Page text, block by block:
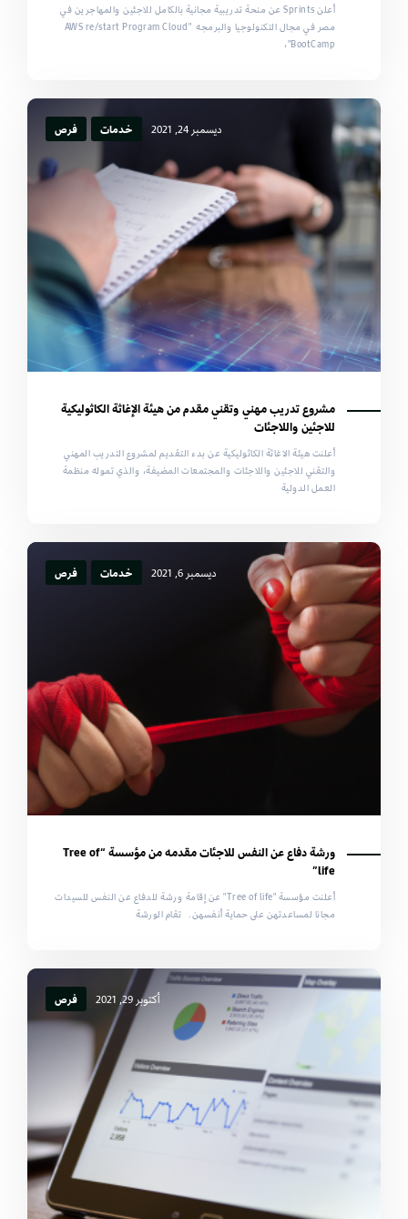
أعلن Sprints عن منحة تدريبية مجانية بالكامل للاجئين والمهاجرين في
مصر في مجال التكنولوجيا والبرمجه "AWS re/start Program Cloud
BootCamp"،
ديسمبر 24, 2021 خدمات فرص
مشروع تدريب مهني وتقني مقدم من هيئة الإغاثة الكاثوليكية
للاجئين واللاجئات
أعلنت هيئة الاغاثة الكاثوليكية عن بدء التقديم لمشروع التدريب المهني
والتقني للاجئين واللاجئات والمجتمعات المضيفة، والذي تموله منظمة
العمل الدولية
ديسمبر 6, 2021 خدمات فرص
ورشة دفاع عن النفس للاجئات مقدمه من مؤسسة “Tree of
life”
أعلنت مؤسسة "Tree of life" عن إقامة ورشة للدفاع عن النفس للسيدات
مجانا لمساعدتهن على حماية أنفسهن. تقام الورشة
أكتوبر 29, 2021 فرص